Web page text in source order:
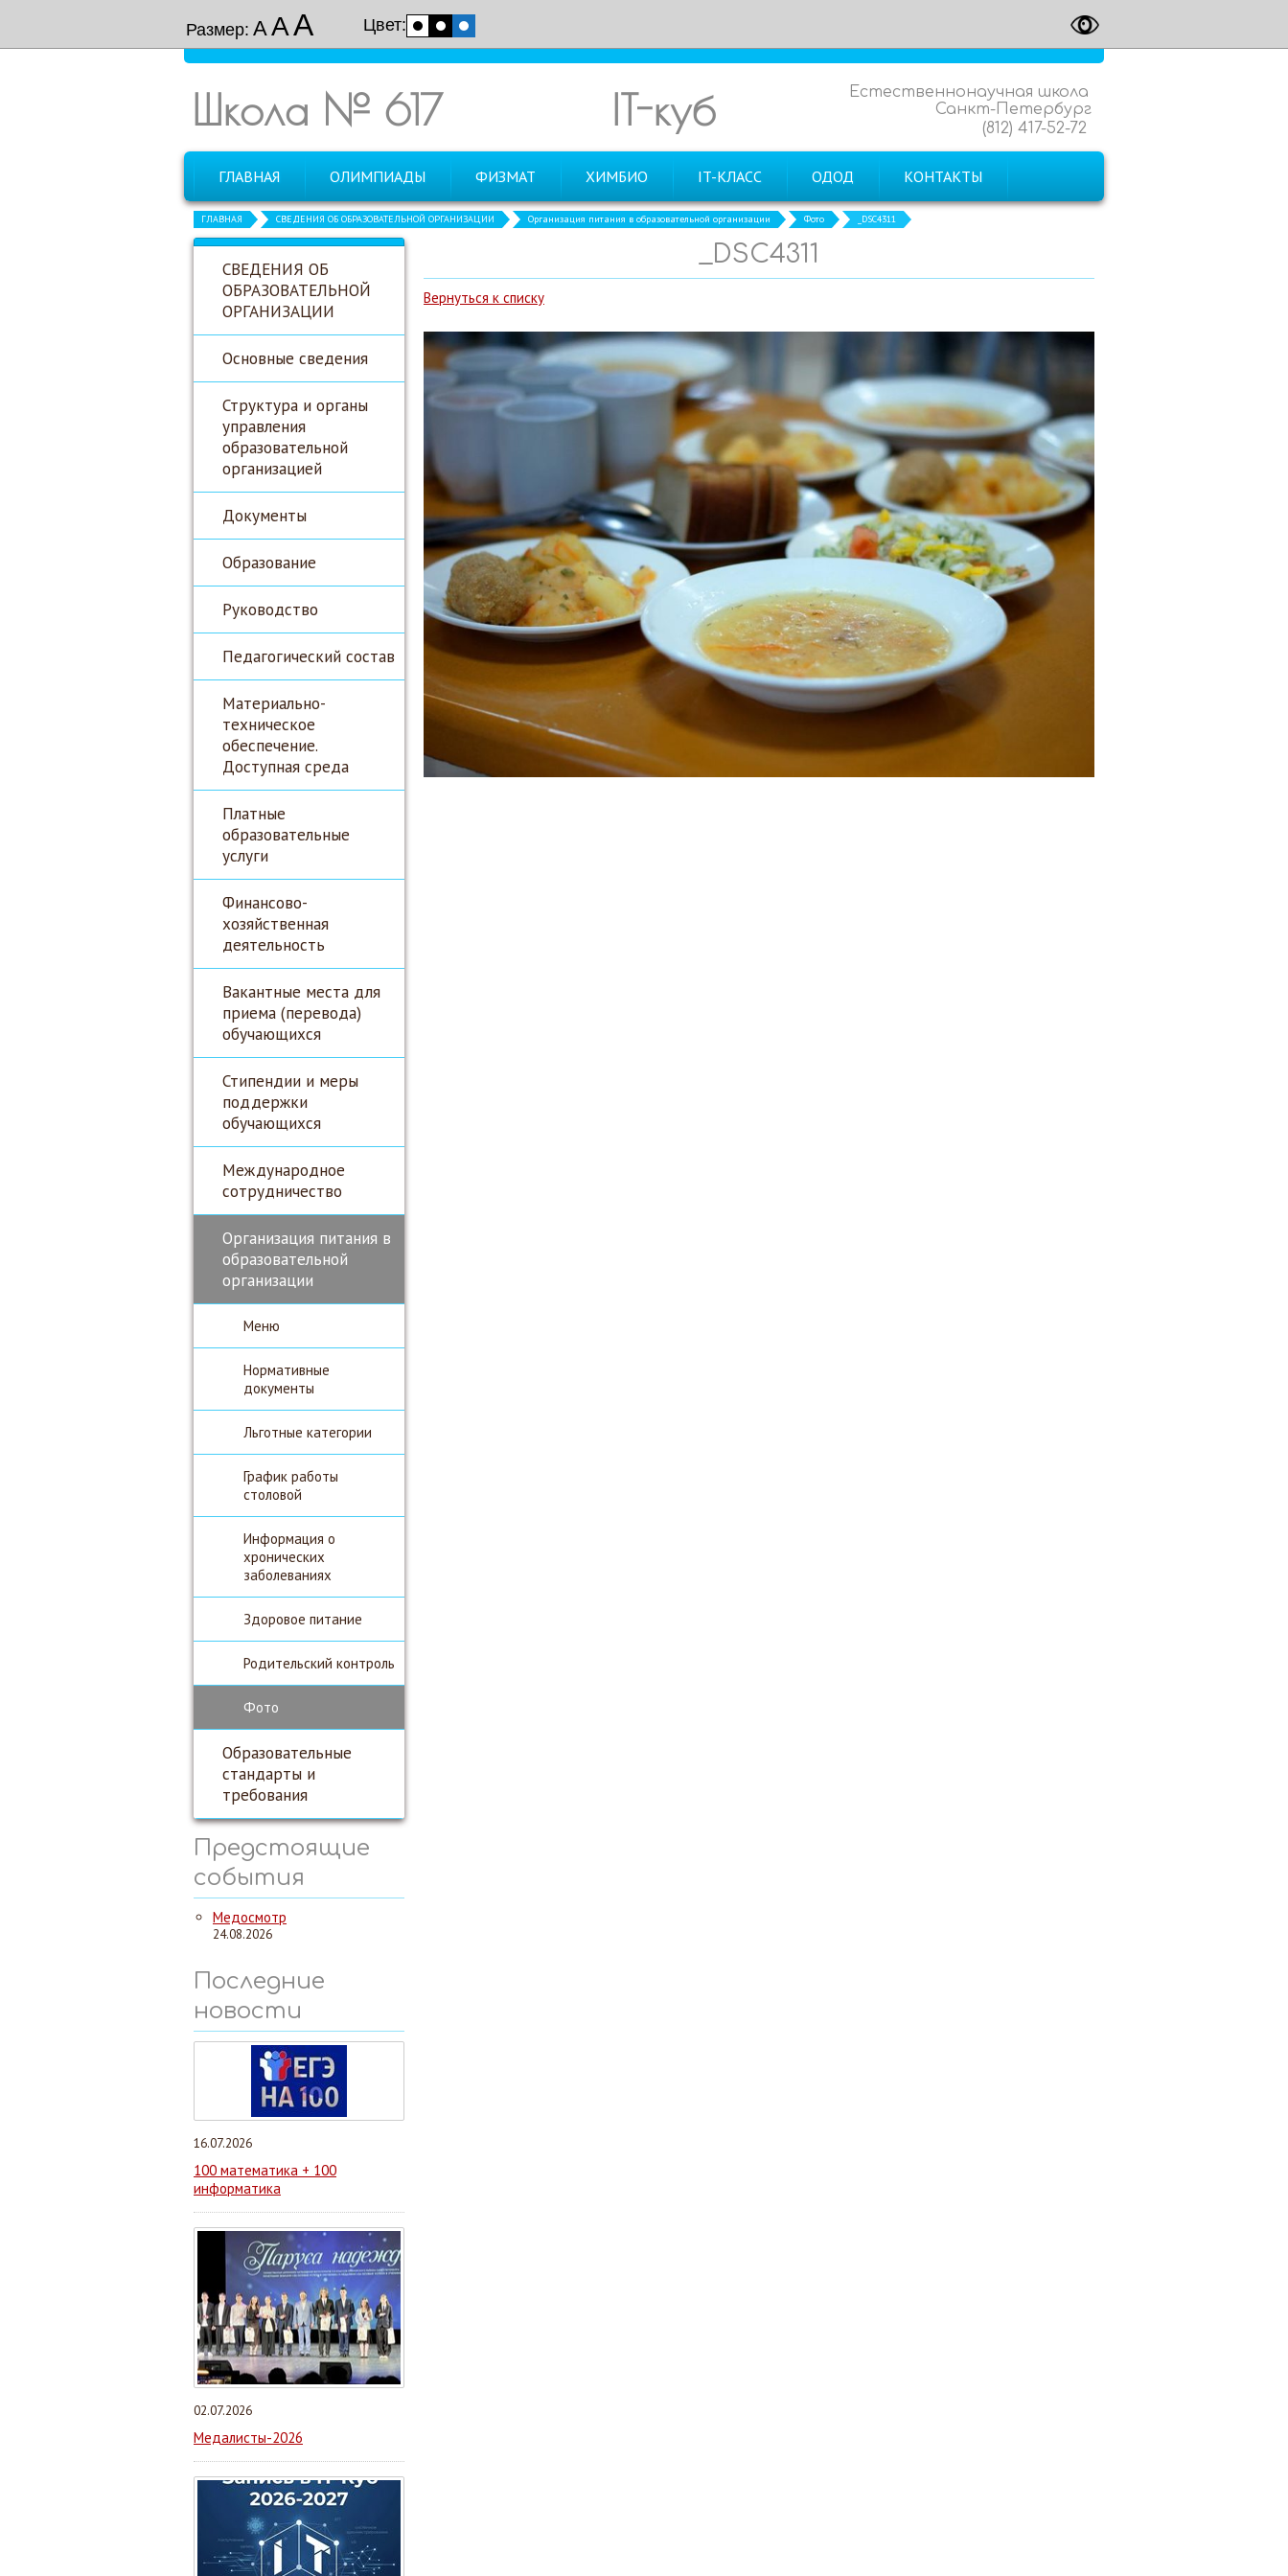
Размер: ААА Цвет:
Школа № 617
Естественнонаучная школа
Санкт-Петербург
(812) 417-52-72
IT-куб
ГЛАВНАЯ ОЛИМПИАДЫ ФИЗМАТ ХИМБИО IT-КЛАСС ОДОД КОНТАКТЫ
ГЛАВНАЯ СВЕДЕНИЯ ОБ ОБРАЗОВАТЕЛЬНОЙ ОРГАНИЗАЦИИ Организация питания в образовательной организации Фото _DSC4311
СВЕДЕНИЯ ОБ
ОБРАЗОВАТЕЛЬНОЙ
ОРГАНИЗАЦИИ
Основные сведения
Структура и органы
управления
образовательной
организацией
Документы
Образование
Руководство
Педагогический состав
Материально-
техническое
обеспечение.
Доступная среда
Платные
образовательные
услуги
Финансово-
хозяйственная
деятельность
Вакантные места для
приема (перевода)
обучающихся
Стипендии и меры
поддержки
обучающихся
Международное
сотрудничество
Организация питания в
образовательной
организации
Меню
Нормативные
документы
Льготные категории
График работы
столовой
Информация о
хронических
заболеваниях
Здоровое питание
Родительский контроль
Фото
Образовательные
стандарты и
требования
Предстоящие
события
Медосмотр
24.08.2026
Последние
новости
16.07.2026
100 математика + 100
информатика
02.07.2026
Медалисты-2026
_DSC4311
Вернуться к списку